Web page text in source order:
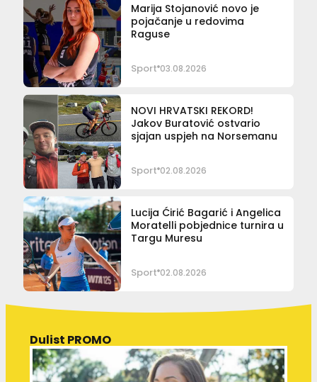
Marija Stojanović novo je
pojačanje u redovima
Raguse
Sport 03.08.2026
NOVI HRVATSKI REKORD!
Jakov Buratović ostvario
sjajan uspjeh na Norsemanu
Sport 02.08.2026
Lucija Ćirić Bagarić i Angelica
Moratelli pobjednice turnira u
Targu Muresu
Sport 02.08.2026
Dulist PROMO